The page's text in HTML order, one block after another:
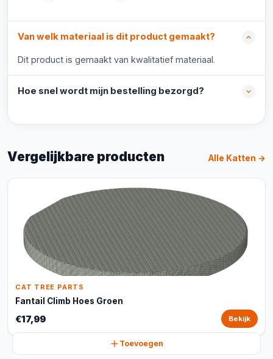
Van welk materiaal is dit product gemaakt?
Dit product is gemaakt van kwalitatief materiaal.
Hoe snel wordt mijn bestelling bezorgd?
Vergelijkbare producten Alle Katten →
CAT TREE PARTS
Fantail Climb Hoes Groen
€17,99 Bekijk
Toevoegen